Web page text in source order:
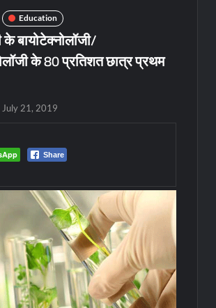
Education
बायोटेक्नोलॉजी/
के 80 प्रतिशत छात्र प्रथम
July 21, 2019
Share